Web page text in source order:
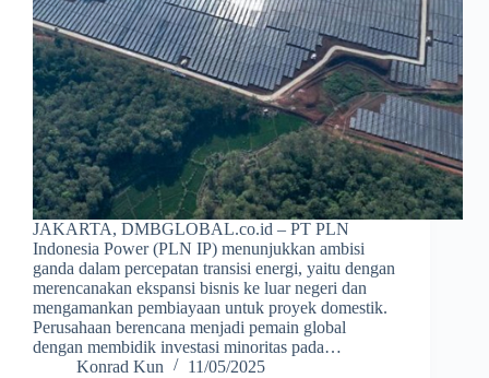
JAKARTA, DMBGLOBAL.co.id – PT PLN
Indonesia Power (PLN IP) menunjukkan ambisi
ganda dalam percepatan transisi energi, yaitu dengan
merencanakan ekspansi bisnis ke luar negeri dan
mengamankan pembiayaan untuk proyek domestik.
Perusahaan berencana menjadi pemain global
dengan membidik investasi minoritas pada…
Konrad Kun
11/05/2025